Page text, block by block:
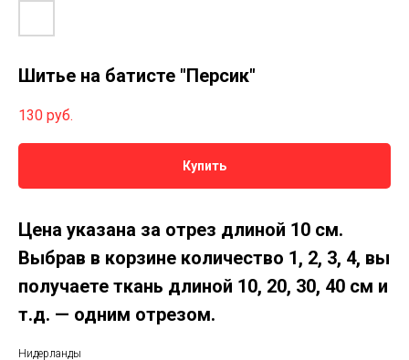
Шитье на батисте "Персик"
130 руб.
Купить
Цена указана за отрез длиной 10 см.
Выбрав в корзине количество 1, 2, 3, 4, вы
получаете ткань длиной 10, 20, 30, 40 см и
т.д. — одним отрезом.
Нидерланды